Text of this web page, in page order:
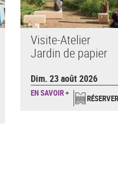
Visite-Atelier
Jardin de papier
Dim. 23 août 2026
EN SAVOIR +
RÉSERVER